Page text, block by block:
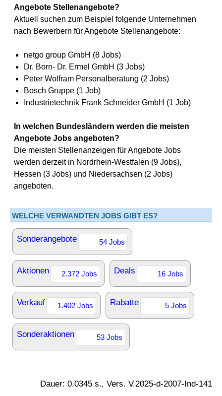
Angebote Stellenangebote?
Aktuell suchen zum Beispiel folgende Unternehmen
nach Bewerbern für Angebote Stellenangebote:
netgo group GmbH (8 Jobs)
Dr. Born- Dr. Ermel GmbH (3 Jobs)
Peter Wolfram Personalberatung (2 Jobs)
Bosch Gruppe (1 Job)
Industrietechnik Frank Schneider GmbH (1 Job)
In welchen Bundesländern werden die meisten
Angebote Jobs angeboten?
Die meisten Stellenanzeigen für Angebote Jobs
werden derzeit in Nordrhein-Westfalen (9 Jobs),
Hessen (3 Jobs) und Niedersachsen (2 Jobs)
angeboten.
WELCHE VERWANDTEN JOBS GIBT ES?
Sonderangebote 54 Jobs
Aktionen 2.372 Jobs Deals 16 Jobs
Verkauf 1.402 Jobs Rabatte 5 Jobs
Sonderaktionen 53 Jobs
Dauer: 0.0345 s., Vers. V.2025-d-2007-Ind-141